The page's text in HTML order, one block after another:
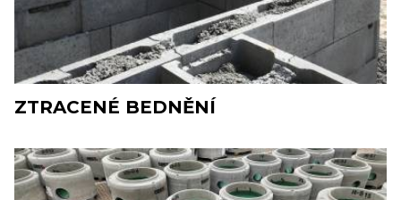
ZTRACENÉ BEDNĚNÍ